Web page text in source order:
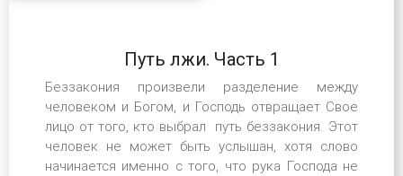
Путь лжи. Часть 1
Беззакония произвели разделение между
человеком и Богом, и Господь отвращает Свое
лицо от того, кто выбрал путь беззакония. Этот
человек не может быть услышан, хотя слово
начинается именно с того, что рука Господа не